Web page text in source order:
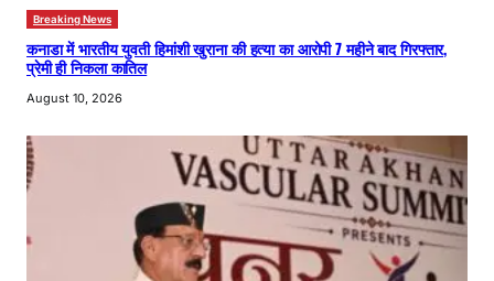
Breaking News
कनाडा में भारतीय युवती हिमांशी खुराना की हत्या का आरोपी 7 महीने बाद गिरफ्तार,
प्रेमी ही निकला कातिल
August 10, 2026